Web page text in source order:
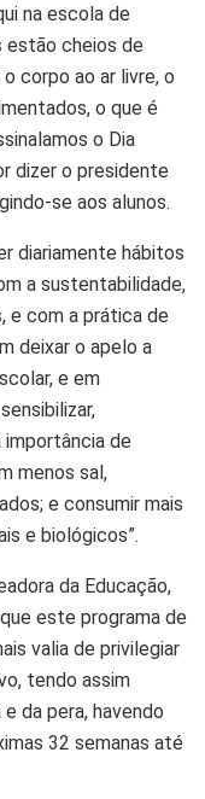
na escola de
estão cheios de
corpo ao ar livre, o
o que é
o Dia
dizer o presidente
se aos alunos.
diariamente hábitos
a sustentabilidade,
e com a prática de
deixar o apelo a
e em
importância de
menos sal,
e consumir mais
e biológicos”.
da Educação,
este programa de
valia de privilegiar
tendo assim
da pera, havendo
32 semanas até